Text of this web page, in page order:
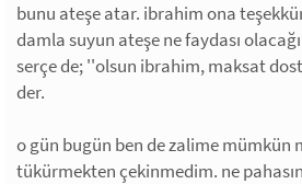
bunu ateşe atar. ibrahim ona
damla suyun ateşe ne faydası
serçe de; ''olsun ibrahim, maksat
der.
o gün bugün ben de zalime mümkün
tükürmekten çekinmedim. ne